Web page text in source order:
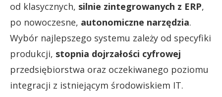
od klasycznych, silnie zintegrowanych z ERP,
po nowoczesne, autonomiczne narzędzia.
Wybór najlepszego systemu zależy od specyfiki
produkcji, stopnia dojrzałości cyfrowej
przedsiębiorstwa oraz oczekiwanego poziomu
integracji z istniejącym środowiskiem IT.